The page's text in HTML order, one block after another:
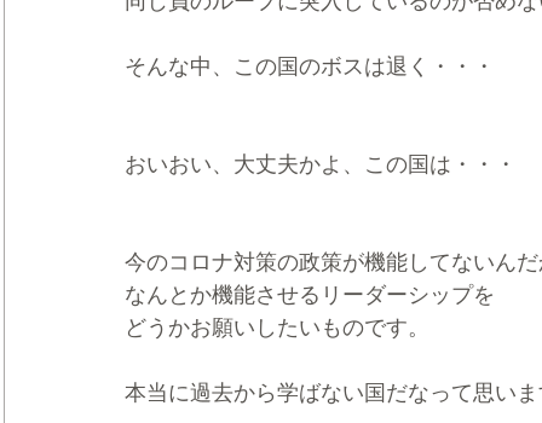
そんな中、この国のボスは退く・・・
おいおい、大丈夫かよ、この国は・・・
今のコロナ対策の政策が機能してないん
なんとか機能させるリーダーシップを
どうかお願いしたいものです。
本当に過去から学ばない国だなって思い